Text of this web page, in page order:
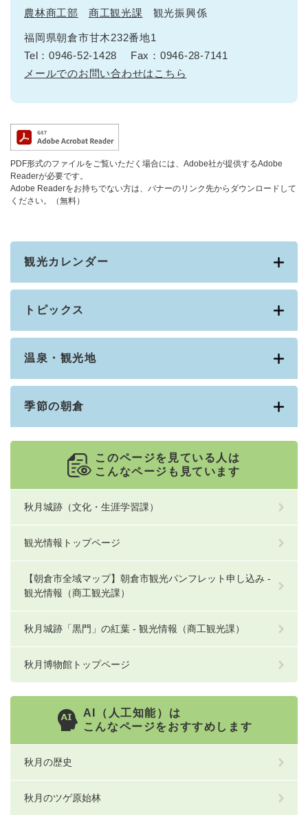
農林商工部 商工観光課 観光振興係
福岡県朝倉市甘木232番地1
Tel：0946-52-1428
Fax：0946-28-7141
メールでのお問い合わせはこちら
PDF形式のファイルをご覧いただく場合には、Adobe社が提供するAdobe
Readerが必要です。
Adobe Readerをお持ちでない方は、バナーのリンク先からダウンロードして
ください。（無料）
観光カレンダー
トピックス
温泉・観光地
季節の朝倉
このページを見ている人は
こんなページも見ています
秋月城跡（文化・生涯学習課）
観光情報トップページ
【朝倉市全域マップ】朝倉市観光パンフレット申し込み -
観光情報（商工観光課）
秋月城跡「黒門」の紅葉 - 観光情報（商工観光課）
秋月博物館トップページ
AI（人工知能）は
こんなページをおすすめします
秋月の歴史
秋月のツゲ原始林